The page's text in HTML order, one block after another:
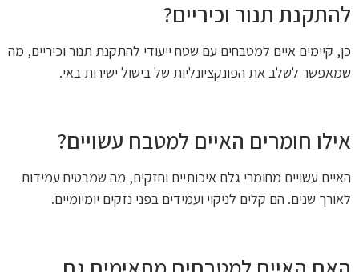
להתקנת תנור וכיריים?
כן, קיימים איים למטבחים עם שטח ייעודי להתקנת תנור וכיריים, מה
שמאפשר לשלב את הפונקציונליות של בישול ישירות באי.
אילו חומרים האיים למטבח עשויים?
האיים עשויים מחומרי גלם איכותיים וחזקים, מה שמבטיח עמידות
לאורך שנים. הם קלים לניקוי ועמידים בפני נזקים יומיומיים.